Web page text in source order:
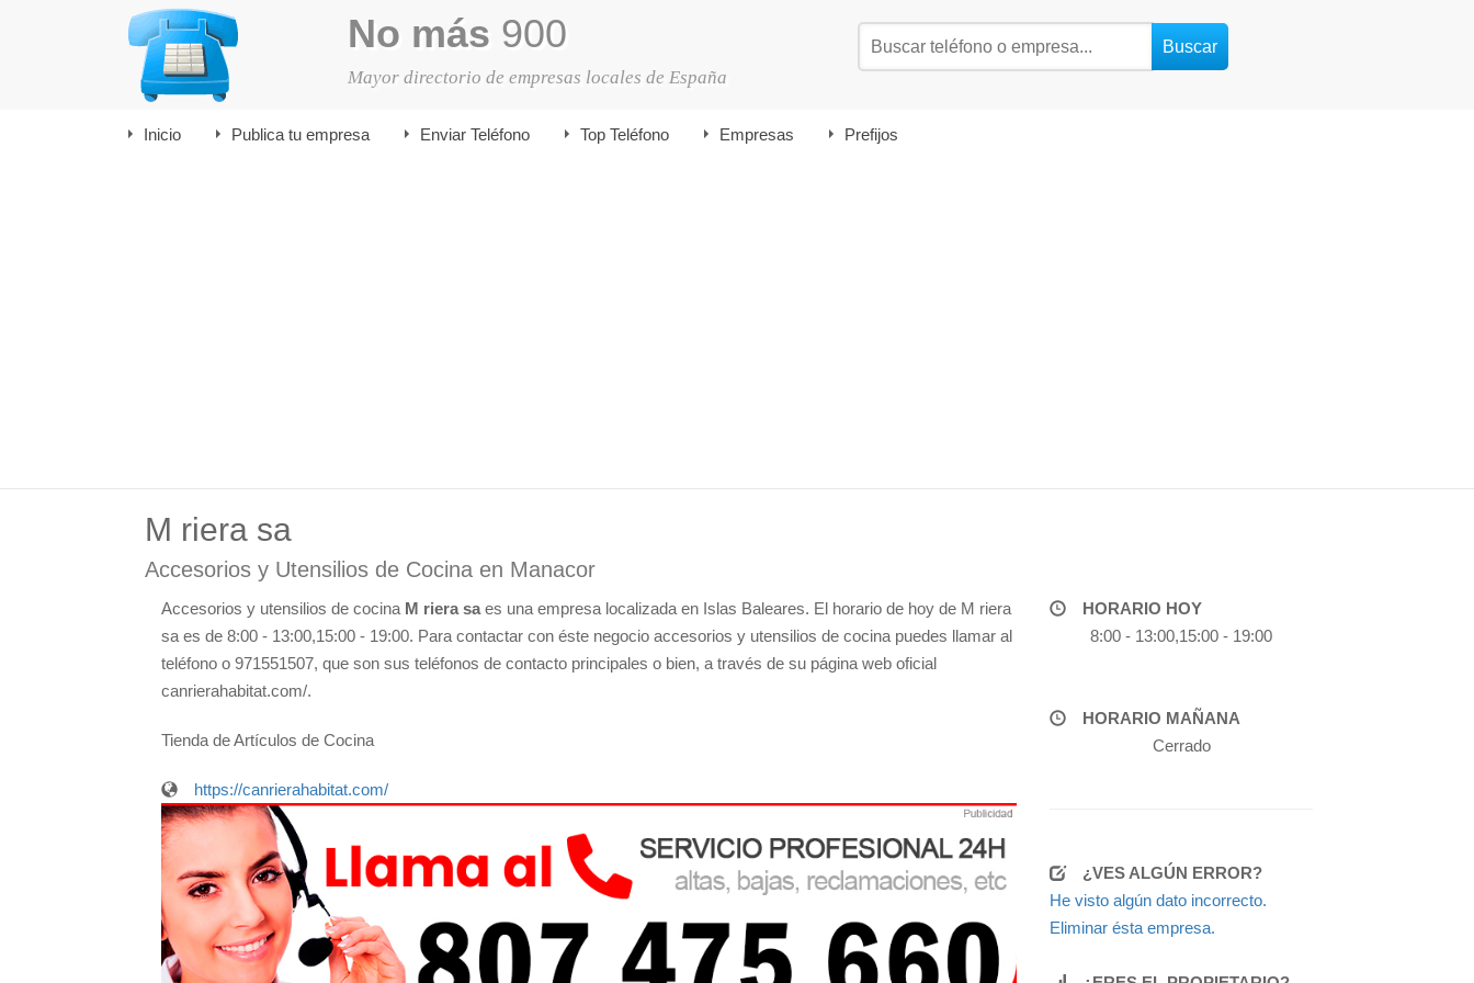
No más 900
Mayor directorio de empresas locales de España
Inicio Publica tu empresa Enviar Teléfono Top Teléfono Empresas Prefijos
M riera sa
Accesorios y Utensilios de Cocina en Manacor
Accesorios y utensilios de cocina M riera sa es una empresa localizada en Islas Baleares. El horario de hoy de M riera
sa es de 8:00 - 13:00,15:00 - 19:00. Para contactar con éste negocio accesorios y utensilios de cocina puedes llamar al
teléfono o 971551507, que son sus teléfonos de contacto principales o bien, a través de su página web oficial
canrierahabitat.com/.
Tienda de Artículos de Cocina
https://canrierahabitat.com/
HORARIO HOY
8:00 - 13:00,15:00 - 19:00
HORARIO MAÑANA
Cerrado
¿VES ALGÚN ERROR?
He visto algún dato incorrecto.
Eliminar ésta empresa.